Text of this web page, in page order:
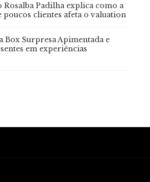
Rosalba Padilha explica como a
poucos clientes afeta o valuation
Box Surpresa Apimentada e
em experiências